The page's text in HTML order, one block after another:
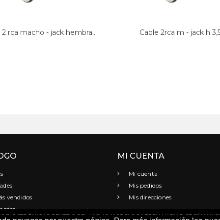
2 rca macho - jack hembra... Cable 2rca m - jack h
ELECTRÓNICAS DENTRO DEL MISMO MODELO PUEDEN VARIAR SEGÚN Nº
vendidos
MI CUENTA
Mi cuenta
Mis pedidos
Mis direcciones